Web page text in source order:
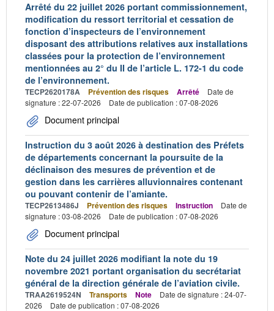
Arrêté du 22 juillet 2026 portant commissionnement,
modification du ressort territorial et cessation de
fonction d’inspecteurs de l’environnement
disposant des attributions relatives aux installations
classées pour la protection de l’environnement
mentionnées au 2° du II de l’article L. 172-1 du code
de l’environnement.
TECP2620178A Prévention des risques Arrêté
Date de
signature : 22-07-2026
Date de publication : 07-08-2026
Document principal
Instruction du 3 août 2026 à destination des Préfets
de départements concernant la poursuite de la
déclinaison des mesures de prévention et de
gestion dans les carrières alluvionnaires contenant
ou pouvant contenir de l’amiante.
TECP2613486J Prévention des risques Instruction
Date de
signature : 03-08-2026
Date de publication : 07-08-2026
Document principal
Note du 24 juillet 2026 modifiant la note du 19
novembre 2021 portant organisation du secrétariat
général de la direction générale de l’aviation civile.
TRAA2619524N Transports Note
Date de signature : 24-07-
2026
Date de publication : 07-08-2026